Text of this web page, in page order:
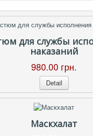
для службы
наказаний
980.00 грн.
Detail
Маскхалат